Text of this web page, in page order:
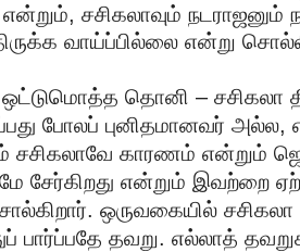
சசிகலாவும்
வாய்ப்பில்லை என்று
தொனி – சசிகலா
போலப் புனிதமானவர் அல்ல,
சசிகலாவே காரணம் என்றும்
சேர்கிறது என்றும் இவற்றை
ஒருவகையில்
பார்ப்பதே தவறு. எல்லாத்